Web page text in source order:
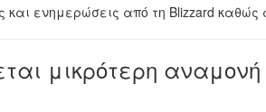
και ενημερώσεις από τη Blizzard
μικρότερη